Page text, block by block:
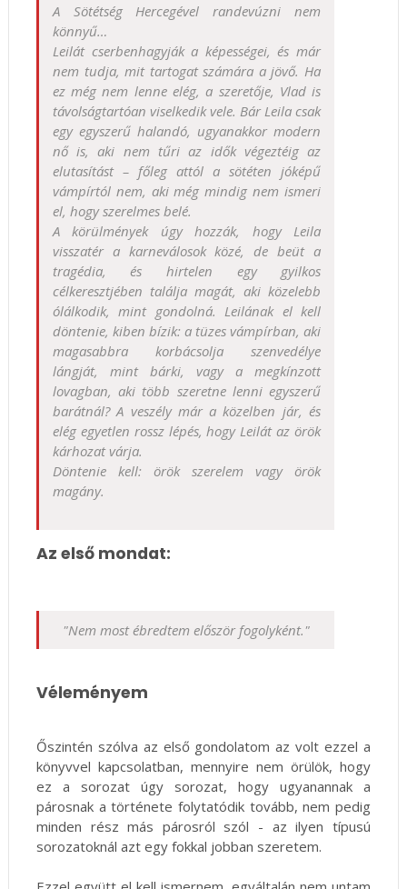
A Sötétség Hercegével randevúzni nem
könnyű…
Leilát cserbenhagyják a képességei, és már
nem tudja, mit tartogat számára a jövő. Ha
ez még nem lenne elég, a szeretője, Vlad is
távolságtartóan viselkedik vele. Bár Leila csak
egy egyszerű halandó, ugyanakkor modern
nő is, aki nem tűri az idők végeztéig az
elutasítást – főleg attól a sötéten jóképű
vámpírtól nem, aki még mindig nem ismeri
el, hogy szerelmes belé.
A körülmények úgy hozzák, hogy Leila
visszatér a karneválosok közé, de beüt a
tragédia, és hirtelen egy gyilkos
célkeresztjében találja magát, aki közelebb
ólálkodik, mint gondolná. Leilának el kell
döntenie, kiben bízik: a tüzes vámpírban, aki
magasabbra korbácsolja szenvedélye
lángját, mint bárki, vagy a megkínzott
lovagban, aki több szeretne lenni egyszerű
barátnál? A veszély már a közelben jár, és
elég egyetlen rossz lépés, hogy Leilát az örök
kárhozat várja.
Döntenie kell: örök szerelem vagy örök
magány.
Az első mondat:
"Nem most ébredtem először fogolyként."
Véleményem
Őszintén szólva az első gondolatom az volt ezzel a
könyvvel kapcsolatban, mennyire nem örülök, hogy
ez a sorozat úgy sorozat, hogy ugyanannak a
párosnak a története folytatódik tovább, nem pedig
minden rész más párosról szól - az ilyen típusú
sorozatoknál azt egy fokkal jobban szeretem.